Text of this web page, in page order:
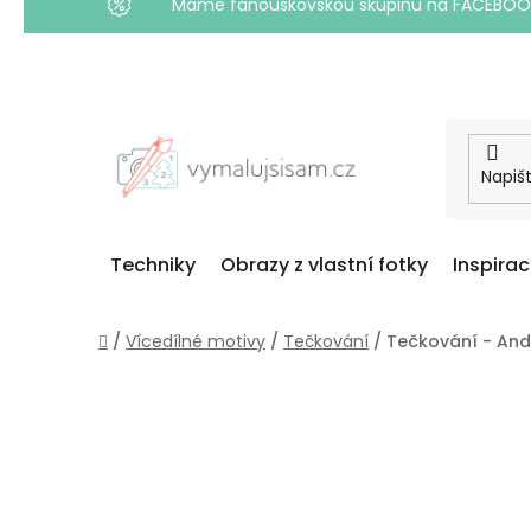
Máme fanouškovskou skupinu na
Techniky Obrazy z vlastní fotky
Domů
/ Vícedílné motivy / Tečkování / Tečkování -